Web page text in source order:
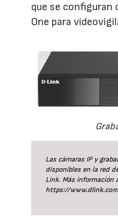
que se configuran
One para
Las cámaras IP y
disponibles en la red
Link. Más información
https://